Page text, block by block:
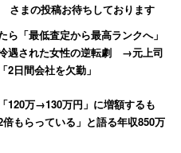
さまの投稿お待ちしております
ら「最低査定から最高ランクへ」
遇された女性の逆転劇 →元上司
2日間会社を欠勤」
120万→130万円」に増額するも
倍もらっている」と語る年収850万